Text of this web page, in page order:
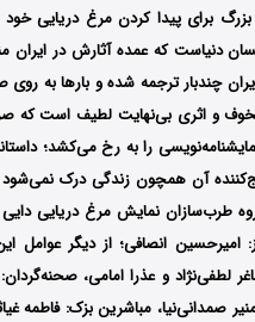
برای پیدا کردن مرغ دریایی
دنیاست که عمده آثارش در ایران
چندبار ترجمه شده و بارها به روی
چخوف و اثری بی‌نهایت لطیف است که
را به رخ می‌کشد؛
آن همچون زندگی درک نمی‌شود
طرب‌سازان نمایش مرغ دریایی دایی
انصافی؛ از دیگر عوامل
لطفی‌نژاد و عذرا امامی، صحنه‌گردان:
مباشرین بزک: فاطمه